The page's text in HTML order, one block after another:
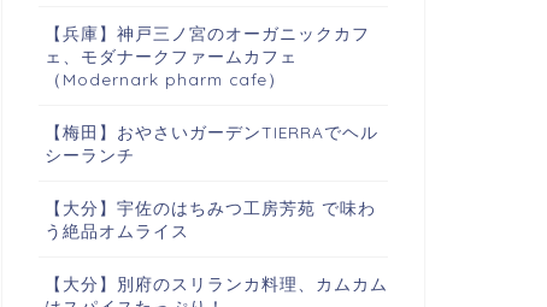
【兵庫】神戸三ノ宮のオーガニックカフ
ェ、モダナークファームカフェ
（Modernark pharm cafe）
【梅田】おやさいガーデンTIERRAでヘル
シーランチ
【大分】宇佐のはちみつ工房芳苑 で味わ
う絶品オムライス
【大分】別府のスリランカ料理、カムカム